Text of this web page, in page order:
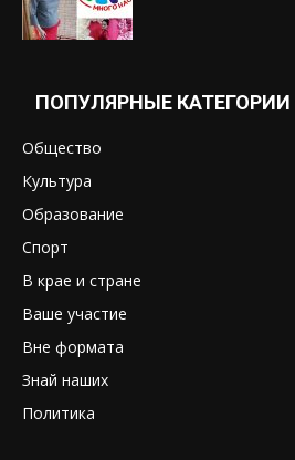
ПОПУЛЯРНЫЕ КАТЕГОРИИ
Общество
Культура
Образование
Спорт
В крае и стране
Ваше участие
Вне формата
Знай наших
Политика